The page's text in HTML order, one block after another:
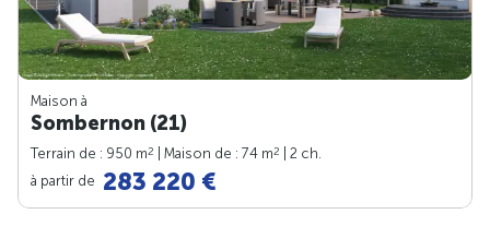
Maison à
Sombernon (21)
Terrain de : 950 m2 | Maison de : 74 m2
| 2 ch.
à partir de 283 220 €